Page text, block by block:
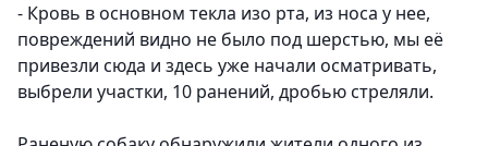
- Кровь в основном текла изо рта, из носа у нее,
повреждений видно не было под шерстью, мы её
привезли сюда и здесь уже начали осматривать,
выбрели участки, 10 ранений, дробью стреляли.